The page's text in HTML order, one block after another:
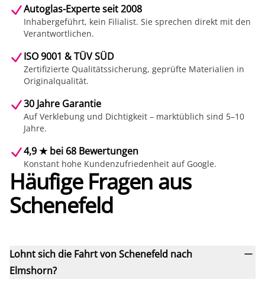
Autoglas-Experte seit 2008
Inhabergeführt, kein Filialist. Sie sprechen direkt mit den
Verantwortlichen.
ISO 9001 & TÜV SÜD
Zertifizierte Qualitätssicherung, geprüfte Materialien in
Originalqualität.
30 Jahre Garantie
Auf Verklebung und Dichtigkeit – marktüblich sind 5–10
Jahre.
4,9 ★ bei 68 Bewertungen
Konstant hohe Kundenzufriedenheit auf Google.
Häufige Fragen aus
Schenefeld
Lohnt sich die Fahrt von Schenefeld nach
Elmshorn?